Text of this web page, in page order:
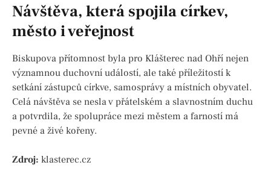
Návštěva, která spojila církev,
město i veřejnost
Biskupova přítomnost byla pro Klášterec nad Ohří nejen
významnou duchovní událostí, ale také příležitostí k
setkání zástupců církve, samosprávy a místních obyvatel.
Celá návštěva se nesla v přátelském a slavnostním duchu
a potvrdila, že spolupráce mezi městem a farností má
pevné a živé kořeny.
Zdroj: klasterec.cz